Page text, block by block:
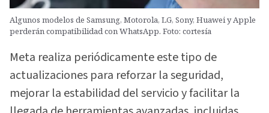
Algunos modelos de Samsung, Motorola, LG, Sony, Huawei y Apple
perderán compatibilidad con WhatsApp. Foto: cortesía
Meta realiza periódicamente este tipo de
actualizaciones para reforzar la seguridad,
mejorar la estabilidad del servicio y facilitar la